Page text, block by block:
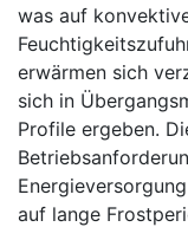
was auf
erwärmen sich
sich in
Profile ergeben.
auf lange